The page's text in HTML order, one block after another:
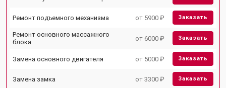
Ремонт подъемного механизма от 5900 ₽ Заказать
Ремонт основного массажного
блока
от 6000 ₽ Заказать
Замена основного двигателя от 5000 ₽ Заказать
Замена замка от 3300 ₽ Заказать